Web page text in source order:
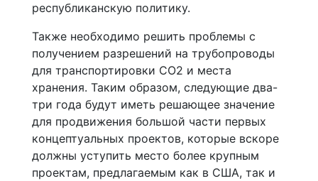
республиканскую политику.
Также необходимо решить проблемы с
получением разрешений на трубопроводы
для транспортировки CO2 и места
хранения. Таким образом, следующие два-
три года будут иметь решающее значение
для продвижения большой части первых
концептуальных проектов, которые вскоре
должны уступить место более крупным
проектам, предлагаемым как в США, так и